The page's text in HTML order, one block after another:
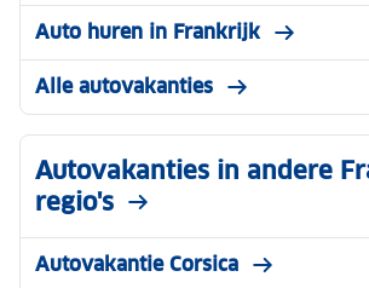
Auto huren in Frankrijk
Alle autovakanties
Autovakanties in andere
regio's
Autovakantie Corsica